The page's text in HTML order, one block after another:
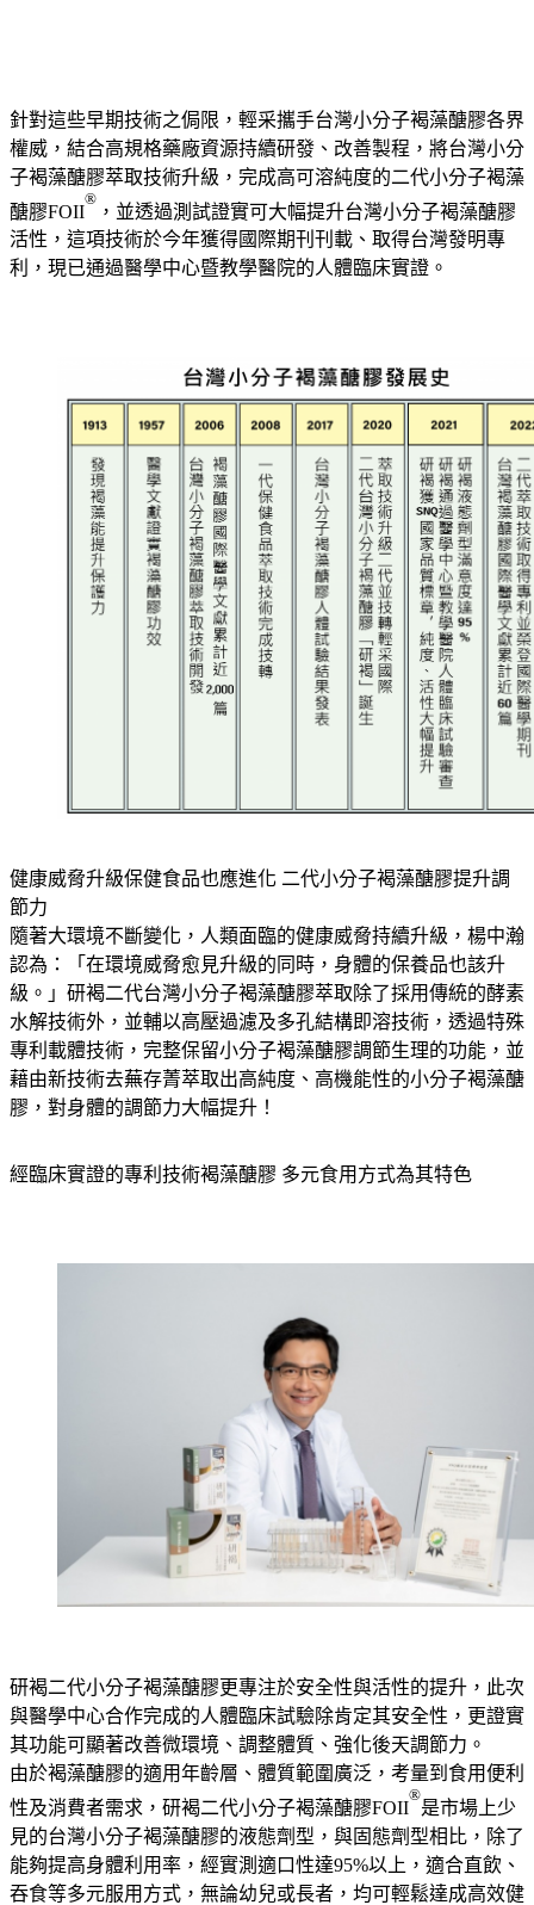
針對這些早期技術之侷限，輕采攜手台灣小分子褐藻醣膠各界
權威，結合高規格藥廠資源持續研發、改善製程，將台灣小分
子褐藻醣膠萃取技術升級，完成高可溶純度的二代小分子褐藻
醣膠FOII
®
，並透過測試證實可大幅提升台灣小分子褐藻醣膠
活性，這項技術於今年獲得國際期刊刊載、取得台灣發明專
利，現已通過醫學中心暨教學醫院的人體臨床實證。
健康威脅升級保健食品也應進化 二代小分子褐藻醣膠提升調
節力
隨著大環境不斷變化，人類面臨的健康威脅持續升級，楊中瀚
認為：「在環境威脅愈見升級的同時，身體的保養品也該升
級。」研褐二代台灣小分子褐藻醣膠萃取除了採用傳統的酵素
水解技術外，並輔以高壓過濾及多孔結構即溶技術，透過特殊
專利載體技術，完整保留小分子褐藻醣膠調節生理的功能，並
藉由新技術去蕪存菁萃取出高純度、高機能性的小分子褐藻醣
膠，對身體的調節力大幅提升！
經臨床實證的專利技術褐藻醣膠 多元食用方式為其特色
研褐二代小分子褐藻醣膠更專注於安全性與活性的提升，此次
與醫學中心合作完成的人體臨床試驗除肯定其安全性，更證實
其功能可顯著改善微環境、調整體質、強化後天調節力。
由於褐藻醣膠的適用年齡層、體質範圍廣泛，考量到食用便利
性及消費者需求，研褐二代小分子褐藻醣膠FOII
®
是市場上少
見的台灣小分子褐藻醣膠的液態劑型，與固態劑型相比，除了
能夠提高身體利用率，經實測適口性達95%以上，適合直飲、
吞食等多元服用方式，無論幼兒或長者，均可輕鬆達成高效健